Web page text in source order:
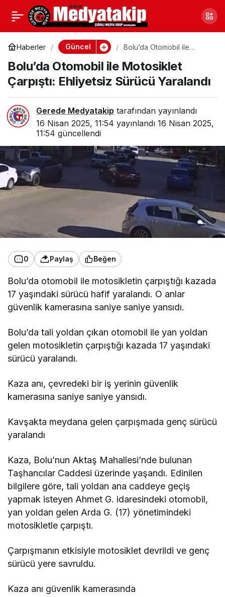
Haberler Güncel
Bolu’da Otomobil ile
Ehliyetsiz Sürücü Yaralandı
Bolu’da Otomobil ile Motosiklet
Çarpıştı: Ehliyetsiz Sürücü Yaralandı
Gerede Medyatakip tarafından yayınlandı
16 Nisan 2025, 11:54 yayınlandı 16 Nisan 2025,
11:54 güncellendi
0 Paylaş Beğen
Bolu’da otomobil ile motosikletin çarpıştığı kazada
17 yaşındaki sürücü hafif yaralandı. O anlar
güvenlik kamerasına saniye saniye yansıdı.
Bolu’da tali yoldan çıkan otomobil ile yan yoldan
gelen motosikletin çarpıştığı kazada 17 yaşındaki
sürücü yaralandı.
Kaza anı, çevredeki bir iş yerinin güvenlik
kamerasına saniye saniye yansıdı.
Kavşakta meydana gelen çarpışmada genç sürücü
yaralandı
Kaza, Bolu’nun Aktaş Mahallesi’nde bulunan
Taşhancılar Caddesi üzerinde yaşandı. Edinilen
bilgilere göre, tali yoldan ana caddeye geçiş
yapmak isteyen Ahmet G. idaresindeki otomobil,
yan yoldan gelen Arda G. (17) yönetimindeki
motosikletle çarpıştı.
Çarpışmanın etkisiyle motosiklet devrildi ve genç
sürücü yere savruldu.
Kaza anı güvenlik kamerasında
Bolu’da Seyir Halinde
Yangın: Sürücü Canını
Zor Kurtardı
Paylaş